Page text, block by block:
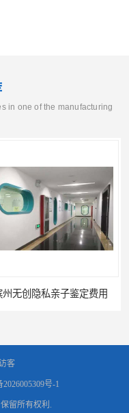
in one of the manufacturing
州无创隐私亲子鉴定费用
客
号-1
保留所有权利.